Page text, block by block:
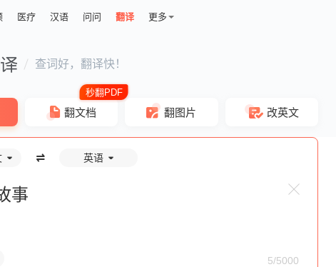
医疗 汉语 问问 翻译 更多
查词好，翻译快！
翻文档 翻图片 改英文
英语
5/5000